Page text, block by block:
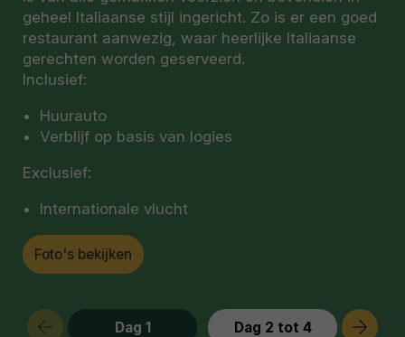
Dag 1 Dag 2 tot 4
geheel Italiaanse stijl ingericht. Zo is er een goed
restaurant aanwezig, waar heerlijke Italiaanse
gerechten worden geserveerd.
Inclusief:
Huurauto
Verblijf op basis van logies
Exclusief:
Internationale vlucht
Foto's bekijken